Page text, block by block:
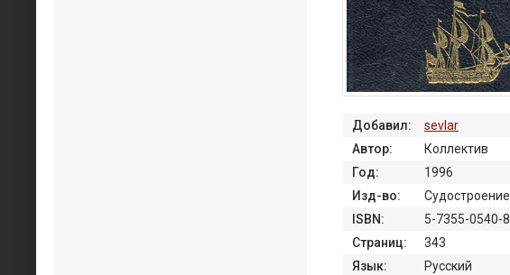
Добавил:
sevlar
Автор:
Коллектив
Год:
1996
Изд-во:
Судостроение
ISBN:
5-7355-0540-8
Страниц:
343
Язык:
Русский